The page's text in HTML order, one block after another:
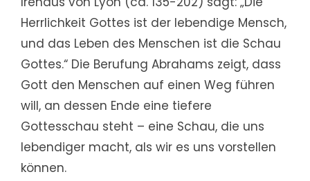
Herrlichkeit Gottes ist der lebendige Mensch,
und das Leben des Menschen ist die Schau
Gottes.“ Die Berufung Abrahams zeigt, dass
Gott den Menschen auf einen Weg führen
will, an dessen Ende eine tiefere
Gottesschau steht – eine Schau, die uns
lebendiger macht, als wir es uns vorstellen
können.